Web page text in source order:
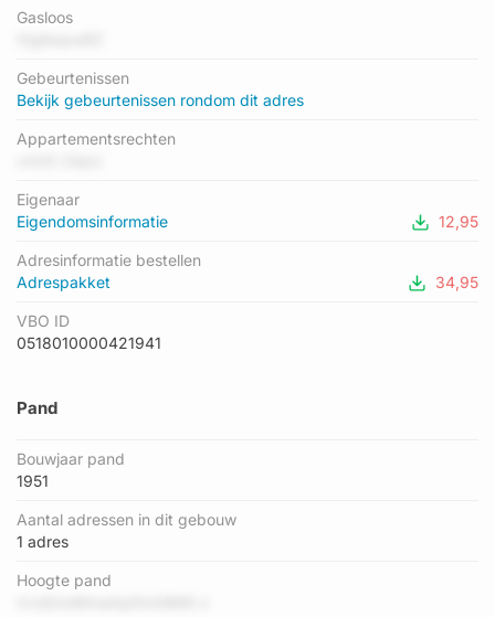
gemiddelde energielabel is er D. Het adres Akkerwindestraat 4-
Gasloos
Gebeurtenissen
Bekijk gebeurtenissen rondom dit adres
Appartementsrechten
Eigenaar
Eigendomsinformatie
12,95
Adresinformatie bestellen
Adrespakket
34,95
VBO ID
0518010000421941
Pand
Bouwjaar pand
1951
Aantal adressen in dit gebouw
1 adres
Hoogte pand